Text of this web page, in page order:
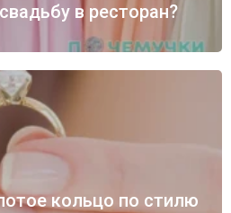
в ресторан?
кольцо по стилю